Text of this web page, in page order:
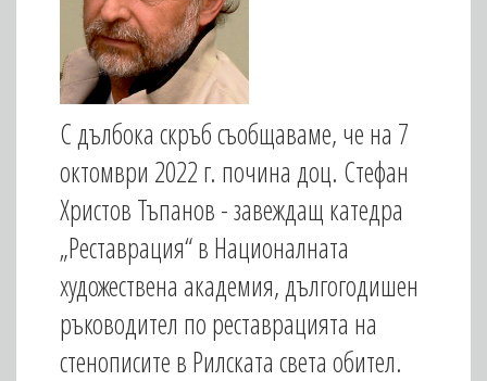
С дълбока скръб съобщаваме, че на 7
октомври 2022 г. почина доц. Стефан
Христов Тъпанов - завеждащ катедра
„Реставрация“ в Националната
художествена академия, дългогодишен
ръководител по реставрацията на
стенописите в Рилската света обител.